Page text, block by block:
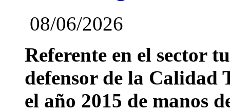
08/06/2026
Referente en el sector
defensor de la Calidad
el año 2015 de manos